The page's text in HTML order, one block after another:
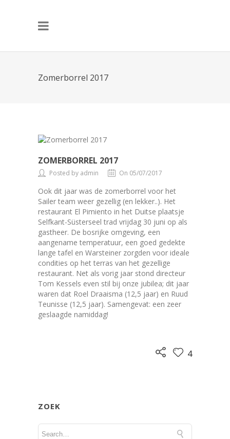
Zomerborrel 2017
ZOMERBORREL 2017
Posted by admin On 05/07/2017
Ook dit jaar was de zomerborrel voor het
Sailer team weer gezellig (en lekker..). Het
restaurant El Pimiento in het Duitse plaatsje
Selfkant-Süsterseel trad vrijdag 30 juni op als
gastheer. De bosrijke omgeving, een
aangename temperatuur, een goed gedekte
lange tafel en Warsteiner zorgden voor ideale
condities op het terras van het gezellige
restaurant. Net als vorig jaar stond directeur
Tom Kessels even stil bij onze jubilea; dit jaar
waren dat Roel Draaisma (12,5 jaar) en Ruud
Teunisse (12,5 jaar). Samengevat: een zeer
geslaagde namiddag!
4
ZOEK